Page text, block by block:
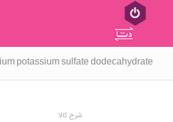
potassium sulfate dodecahydrate
شرح کالا